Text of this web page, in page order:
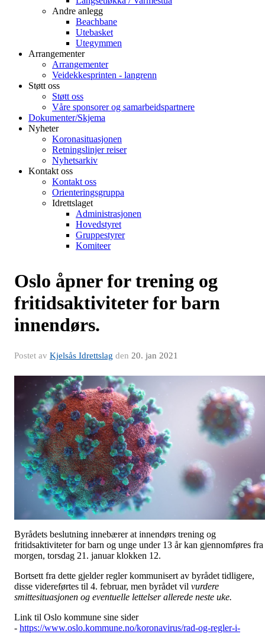
Andre anlegg
Beachbane
Utebasket
Utegymmen
Arrangementer
Arrangementer
Veidekkesprinten - langrenn
Støtt oss
Støtt oss
Våre sponsorer og samarbeidspartnere
Dokumenter/Skjema
Nyheter
Koronasituasjonen
Retningslinjer reiser
Nyhetsarkiv
Kontakt oss
Kontakt oss
Orienteringsgruppa
Idrettslaget
Administrasjonen
Hovedstyret
Gruppestyrer
Komiteer
Oslo åpner for trening og
fritidsaktiviteter for barn
innendørs.
Postet av Kjelsås Idrettslag den 20. jan 2021
Byrådets beslutning innebærer at innendørs trening og
fritidsaktiviteter for barn og unge under 13 år kan gjennomføres
morgen, torsdag 21. januar klokken 12.
Bortsett fra dette gjelder regler kommunisert av byrådet tidligere,
disse videreførtes til 4. februar, men byrådet vil vurdere
smittesituasjonen og eventuelle lettelser allerede neste uke.
Link til Oslo kommune sine sider
- https://www.oslo.kommune.no/koronavirus/rad-og-regler-i-